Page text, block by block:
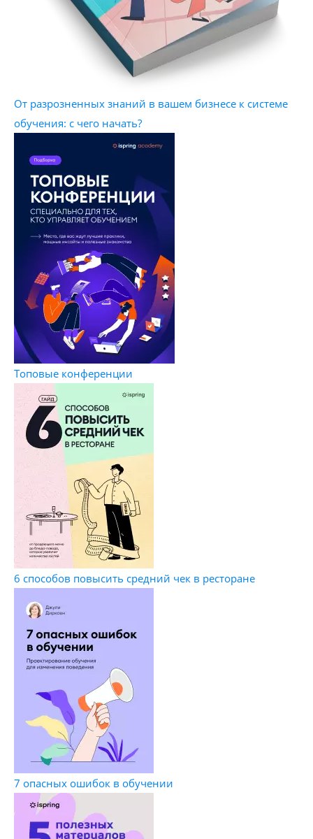
От разрозненных знаний в вашем бизнесе к системе
обучения: с чего начать?
Топовые конференции
6 способов повысить средний чек в ресторане
7 опасных ошибок в обучении